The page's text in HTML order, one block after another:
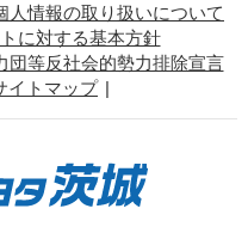
人情報の取り扱いについて
に対する基本方針
団等反社会的勢力排除宣言
イトマップ